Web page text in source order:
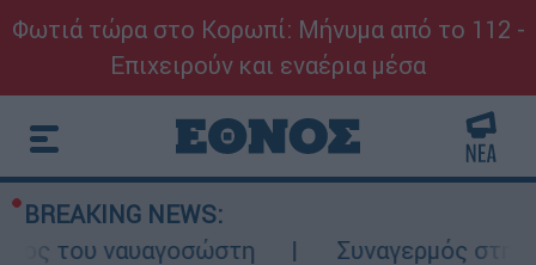
Φωτιά τώρα στο Κορωπί: Μήνυμα από το 112 -
Επιχειρούν και εναέρια μέσα
BREAKING NEWS:
του ναυαγοσώστη
Συναγερμός στην